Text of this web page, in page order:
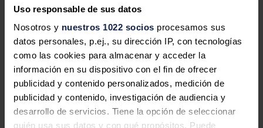
Uso responsable de sus datos
Nosotros y nuestros 1022 socios procesamos sus
datos personales, p.ej., su dirección IP, con tecnologías
como las cookies para almacenar y acceder la
información en su dispositivo con el fin de ofrecer
publicidad y contenido personalizados, medición de
publicidad y contenido, investigación de audiencia y
desarrollo de servicios. Tiene la opción de seleccionar
quién usa sus datos y con qué propósitos. Puede
nuclear
Ayuso dice que es "despreciable"
enfrentar nucleares y renovables, que
"se complementan"